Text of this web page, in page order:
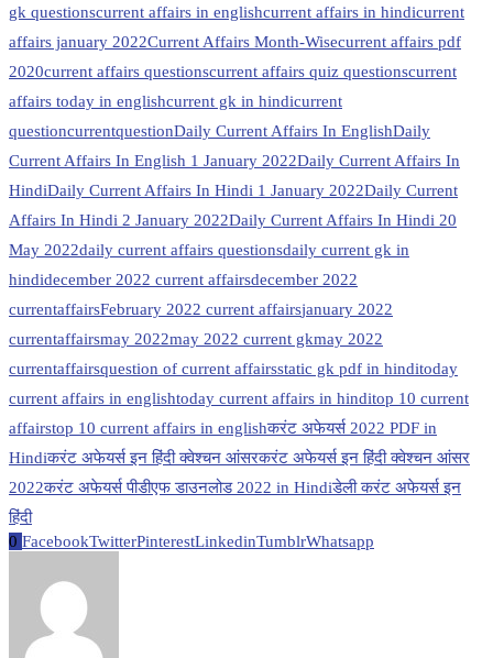
gk questionscurrent affairs in englishcurrent affairs in hindicurrent
affairs january 2022Current Affairs Month-Wisecurrent affairs pdf
2020current affairs questionscurrent affairs quiz questionscurrent
affairs today in englishcurrent gk in hindicurrent
questioncurrentquestionDaily Current Affairs In EnglishDaily
Current Affairs In English 1 January 2022Daily Current Affairs In
HindiDaily Current Affairs In Hindi 1 January 2022Daily Current
Affairs In Hindi 2 January 2022Daily Current Affairs In Hindi 20
May 2022daily current affairs questionsdaily current gk in
hindidecember 2022 current affairsdecember 2022
currentaffairsFebruary 2022 current affairsjanuary 2022
currentaffairsmay 2022may 2022 current gkmay 2022
currentaffairsquestion of current affairsstatic gk pdf in hinditoday
current affairs in englishtoday current affairs in hinditop 10 current
affairstop 10 current affairs in englishकरंट अफेयर्स 2022 PDF in
Hindiकरंट अफेयर्स इन हिंदी क्वेश्चन आंसरकरंट अफेयर्स इन हिंदी क्वेश्चन आंसर
2022करंट अफेयर्स पीडीएफ डाउनलोड 2022 in Hindiडेली करंट अफेयर्स इन
हिंदी
0 FacebookTwitterPinterestLinkedinTumblrWhatsapp